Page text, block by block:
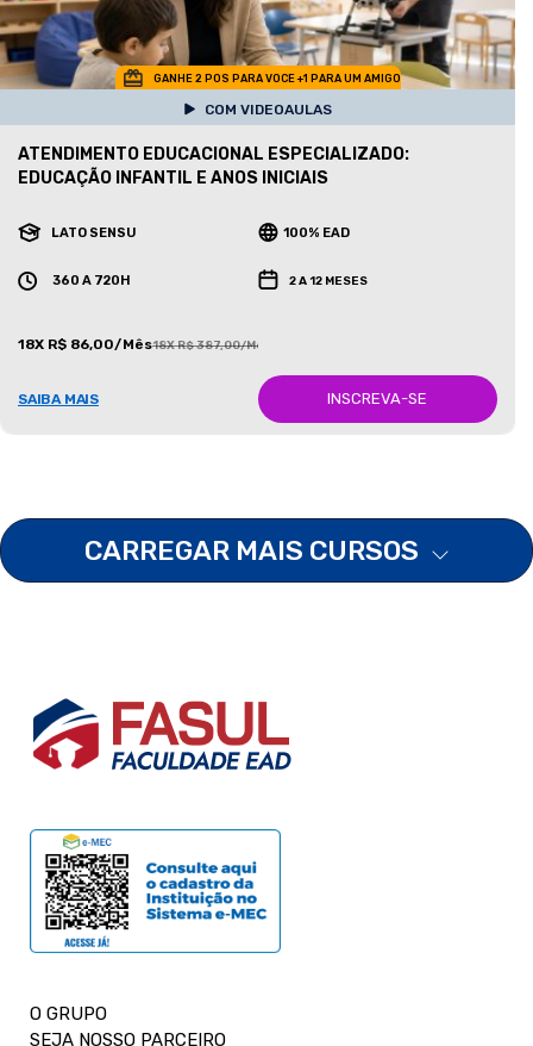
GANHE 2 POS PARA VOCE +1 PARA UM AMIGO
COM VIDEOAULAS
ATENDIMENTO EDUCACIONAL ESPECIALIZADO:
EDUCAÇÃO INFANTIL E ANOS INICIAIS
LATO SENSU 100% EAD
360 A 720H 2 A 12 MESES
18X R$ 86,00/Mês18X R$ 387,00/Mês
SAIBA MAIS INSCREVA-SE
CARREGAR MAIS CURSOS
O GRUPO
SEJA NOSSO PARCEIRO